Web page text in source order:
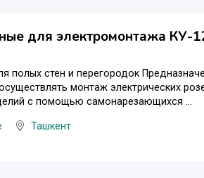
для электромонтажа КУ-
полых стен и перегородок
монтаж электрических
с помощью самонарезающихся ...
Ташкент